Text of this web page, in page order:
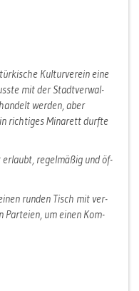
Kul­tur­ver­ein eine
mit der Stadt­ver­wal­
wer­den, aber
rich­ti­ges Mi­na­rett durf­te
er­laubt, re­gel­mä­ßig und öf­
run­den Tisch mit ver­
Par­tei­en, um einen Kom­